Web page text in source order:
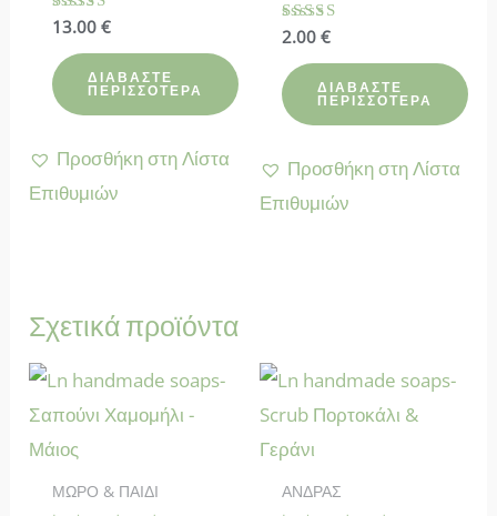
Βαθμολογήθηκε
5.00
από 5
13.00 €
ΔΙΑΒΆΣΤΕ
ΠΕΡΙΣΣΌΤΕΡΑ
Προσθήκη στη Λίστα
Επιθυμιών
Βαθμολογήθηκε
4.25
από 5
2.00€
ΔΙΑΒΆΣΤΕ
ΠΕΡΙΣΣΌΤΕΡΑ
Προσθήκη στη Λίστα
Επιθυμιών
Σχετικά προϊόντα
ΜΩΡΟ & ΠΑΙΔΙ ΑΝΔΡΑΣ